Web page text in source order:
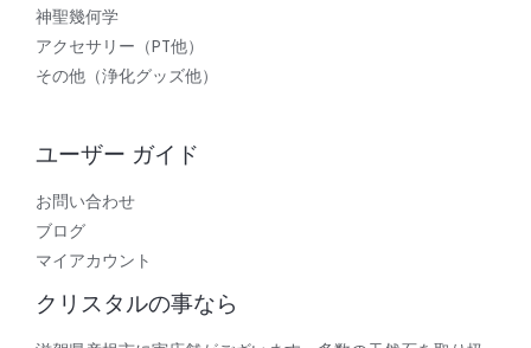
神聖幾何学
アクセサリー（PT他）
その他（浄化グッズ他）
ユーザー ガイド
お問い合わせ
ブログ
マイアカウント
クリスタルの事なら